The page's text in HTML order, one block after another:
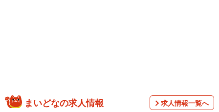
まいどなの求人情報 求人情報一覧へ